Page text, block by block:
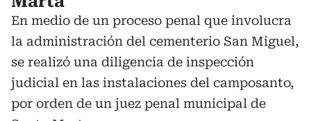
En medio de un proceso penal que involucra
la administración del cementerio San Miguel,
se realizó una diligencia de inspección
judicial en las instalaciones del camposanto,
por orden de un juez penal municipal de